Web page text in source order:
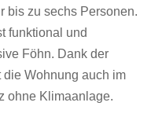
bis zu sechs Personen.
funktional und
Föhn. Dank der
Wohnung auch im
ohne Klimaanlage.